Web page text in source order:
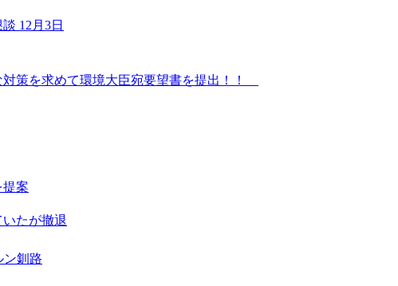
12月3日
策を求めて環境大臣宛要望書を提出！！
案
たが撤退
ン釧路